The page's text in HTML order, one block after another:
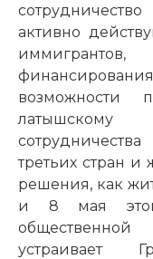
активно
возможности
третьих стран и
решения, как
и 8 мая
устраивает